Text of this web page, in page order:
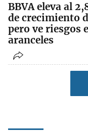
BBVA eleva al
de crecimiento
pero ve riesgos
aranceles